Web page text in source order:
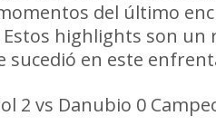
del último
highlights son
en este
2 vs Danubio 0